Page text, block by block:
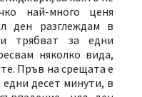
най-много ценя
ден разглеждам в
трябват за едни
няколко вида,
Пръв на срещата е
десет минути, в